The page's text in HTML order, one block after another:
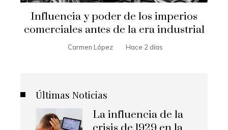
Influencia y poder de los imperios
comerciales antes de la era industrial
Carmen López Hace 2 días
Últimas Noticias
La influencia de la